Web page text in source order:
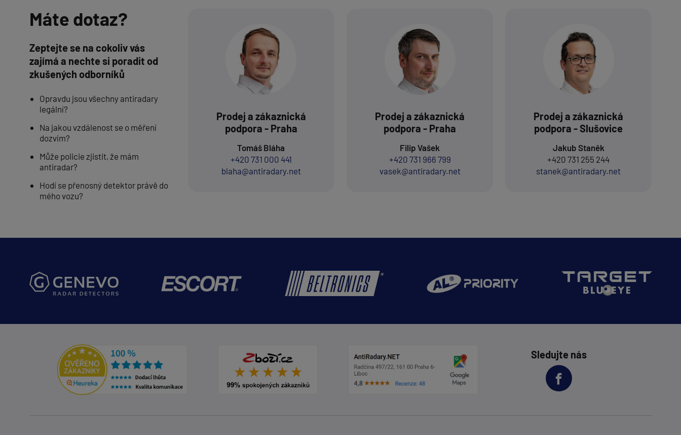
Máte dotaz?
Zeptejte se na cokoliv vás
zajímá a nechte si poradit od
zkušených odborníků
Opravdu jsou všechny antiradary
legální?
Na jakou vzdálenost se o měření
dozvím?
Může policie zjistit, že mám
antiradar?
Hodí se přenosný detektor právě do
mého vozu?
Prodej a zákaznická
podpora - Praha
Tomáš Bláha
+420 731 000 441
blaha@antiradary.net
Prodej a zákaznická
podpora - Praha
Filip Vašek
+420 731 966 799
vasek@antiradary.net
Prodej a zákaznická
podpora - Slušovice
Jakub Staněk
+420 731 255 244
stanek@antiradary.net
Sledujte nás